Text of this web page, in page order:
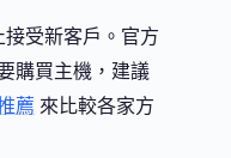
接受新客戶。官方
購買主機，建議
薦 來比較各家方